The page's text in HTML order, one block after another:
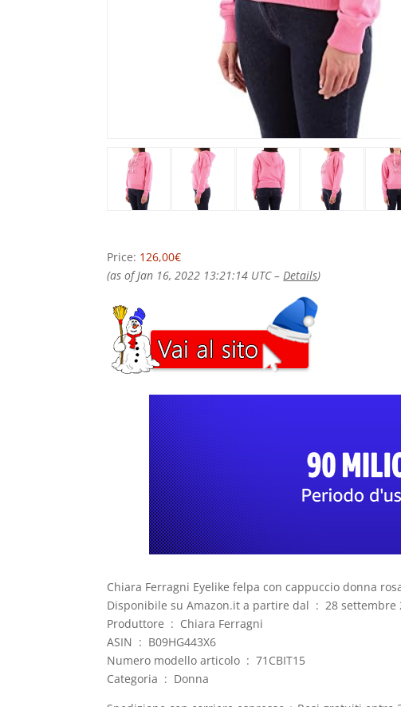
Price: 126,00€
(as of Jan 16, 2022 13:21:14 UTC –Details)
Chiara Ferragni Eyelike felpa con cappuccio donna
Disponibile su Amazon.it a partire dal ‏ : ‎ 28
Produttore ‏ : ‎ Chiara Ferragni
ASIN ‏ : ‎ B09HG443X6
Numero modello articolo ‏ : ‎ 71CBIT15
Categoria ‏ : ‎ Donna